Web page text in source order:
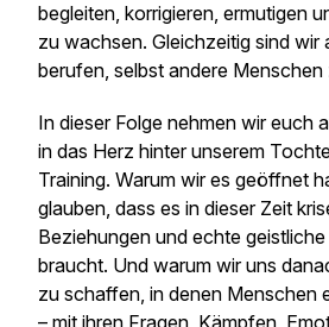
begleiten, korrigieren, ermutigen
zu wachsen. Gleichzeitig sind wir
berufen, selbst andere Menschen
In dieser Folge nehmen wir euch
in das Herz hinter unserem
Training. Warum wir es geöffnet
glauben, dass es in dieser Zeit
Beziehungen und echte
braucht. Und warum wir uns
zu schaffen, in denen Menschen
– mit ihren Fragen, Kämpfen,